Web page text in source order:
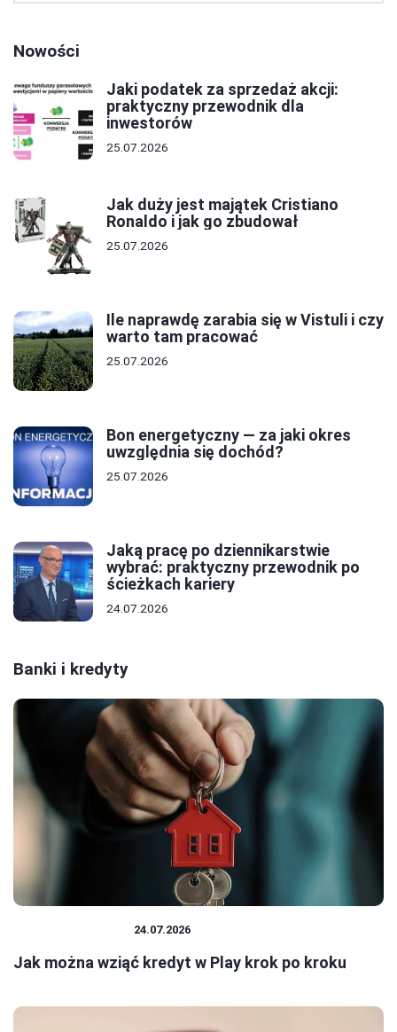
Nowości
Jaki podatek za sprzedaż akcji:
praktyczny przewodnik dla
inwestorów
25.07.2026
Jak duży jest majątek Cristiano
Ronaldo i jak go zbudował
25.07.2026
Ile naprawdę zarabia się w Vistuli i czy
warto tam pracować
25.07.2026
Bon energetyczny — za jaki okres
uwzględnia się dochód?
25.07.2026
Jaką pracę po dziennikarstwie
wybrać: praktyczny przewodnik po
ścieżkach kariery
24.07.2026
Banki i kredyty
24.07.2026
Jak można wziąć kredyt w Play krok po kroku